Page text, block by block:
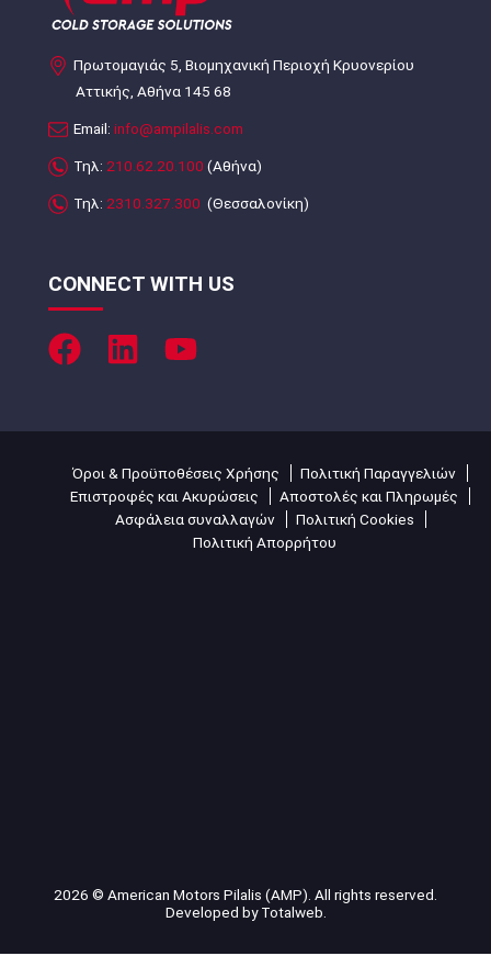
Πρωτομαγιάς 5, Βιομηχανική Περιοχή Κρυονερίου
Αττικής, Αθήνα 145 68
Email: info@ampilalis.com
Τηλ: 210.62.20.100 (Αθήνα)
Τηλ: 2310.327.300 (Θεσσαλονίκη)
CONNECT WITH US
Όροι & Προϋποθέσεις Χρήσης
Πολιτική Παραγγελιών
Επιστροφές και Ακυρώσεις
Αποστολές και Πληρωμές
Ασφάλεια συναλλαγών
Πολιτική Cookies
Πολιτική Απορρήτου
2026 © American Motors Pilalis (AMP). All rights reserved.
Developed byTotalweb